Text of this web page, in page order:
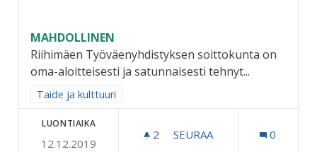
MAHDOLLINEN
Riihimäen Työväenyhdistyksen soittokunta on
oma-aloitteisesti ja satunnaisesti tehnyt...
Rajaa tulokset aihepiirin mukaan: Taide ja kulttuuri
Taide ja kulttuuri
LUONTIAIKA
12.12.2019
2 2 SEURAAJAA
SEURAA 0